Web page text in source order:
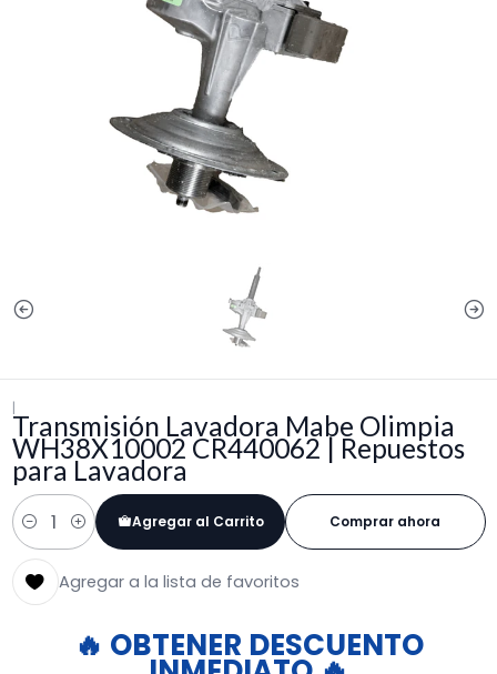
|
Transmisión Lavadora Mabe Olimpia
WH38X10002 CR440062 | Repuestos
para Lavadora
Cantidad
Agregar al Carrito Comprar ahora
Agregar a la lista de favoritos
🔥 OBTENER DESCUENTO